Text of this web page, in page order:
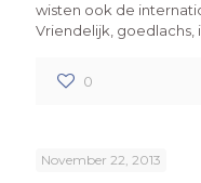
wisten ook de
Vriendelijk, goedlachs,
0
November 22, 2013